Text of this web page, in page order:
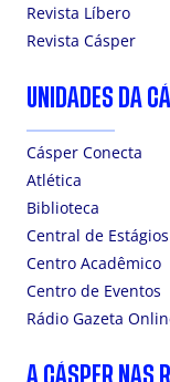
Revista Líbero
Revista Cásper
UNIDADES DA
Cásper Conecta
Atlética
Biblioteca
Central de Estágios
Centro Acadêmico
Centro de Eventos
Rádio Gazeta
A CÁSPER NAS